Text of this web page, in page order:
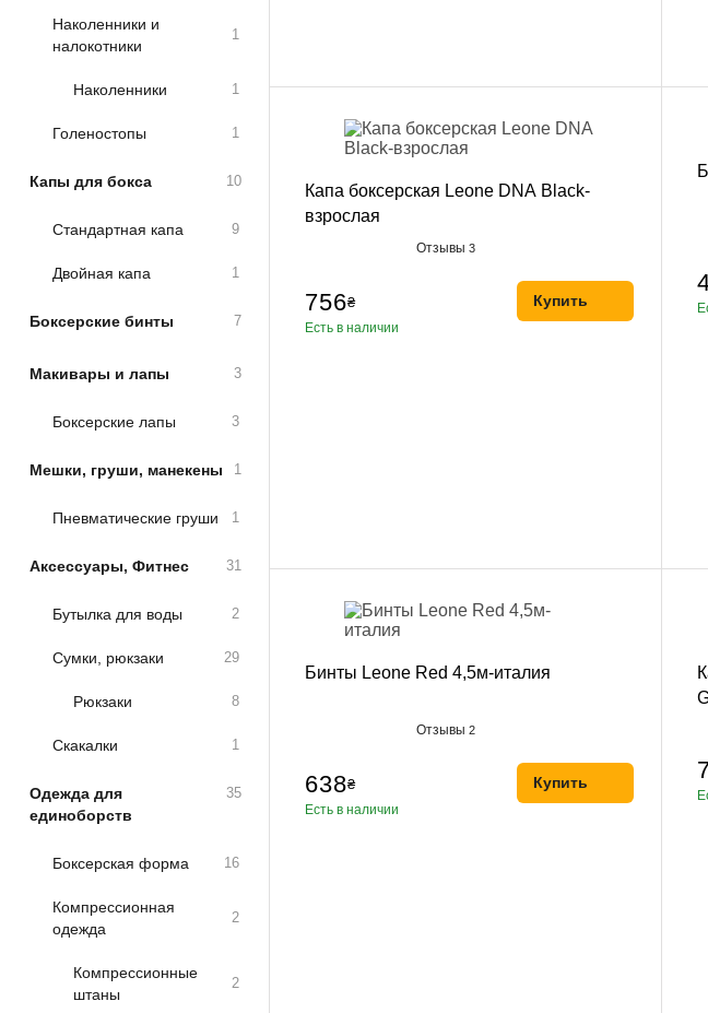
Наколенники и
налокотники
1
Наколенники 1
Голеностопы 1
Капы для бокса 10
Стандартная капа 9
Двойная капа 1
Боксерские бинты 7
Макивары и лапы 3
Боксерские лапы 3
Мешки, груши, манекены 1
Пневматические груши 1
Аксессуары, Фитнес 31
Бутылка для воды 2
Сумки, рюкзаки 29
Рюкзаки 8
Скакалки 1
Одежда для
единоборств
35
Боксерская форма 16
Компрессионная
одежда
2
Компрессионные
штаны
2
Капа боксерская Leone DNA Black-
взрослая
Отзывы3
756₴
Есть в наличии
Купить
Бинты Leone Red 4,5м-италия
Отзывы2
638₴
Есть в наличии
Купить